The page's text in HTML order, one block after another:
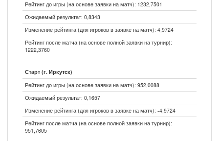
Рейтинг до игры (на основе заявки на матч): 1232,7501
Ожидаемый результат: 0,8343
Изменение рейтинга (для игроков в заявке на матч): 4,9724
Рейтинг после матча (на основе полной заявки на турнир):
1222,3760
Старт (г. Иркутск)
Рейтинг до игры (на основе заявки на матч): 952,0088
Ожидаемый результат: 0,1657
Изменение рейтинга (для игроков в заявке на матч): -4,9724
Рейтинг после матча (на основе полной заявки на турнир):
951,7605